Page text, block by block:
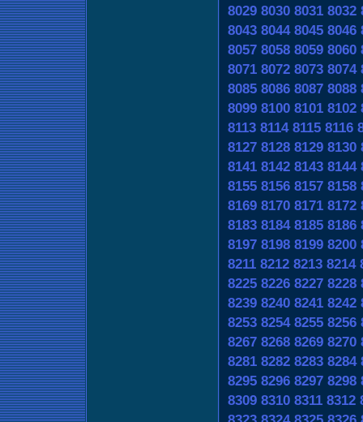
8029 8030 8031 8032
8043 8044 8045 8046
8057 8058 8059 8060
8071 8072 8073 8074
8085 8086 8087 8088
8099 8100 8101 8102
8113 8114 8115 8116
8127 8128 8129 8130
8141 8142 8143 8144
8155 8156 8157 8158
8169 8170 8171 8172
8183 8184 8185 8186
8197 8198 8199 8200
8211 8212 8213 8214
8225 8226 8227 8228
8239 8240 8241 8242
8253 8254 8255 8256
8267 8268 8269 8270
8281 8282 8283 8284
8295 8296 8297 8298
8309 8310 8311 8312